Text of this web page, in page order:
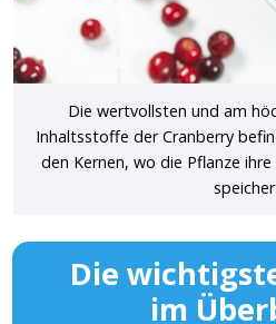
Die wertvollsten und am
Inhaltsstoffe der Cranberry
den Kernen, wo die Pflanze
Die
im